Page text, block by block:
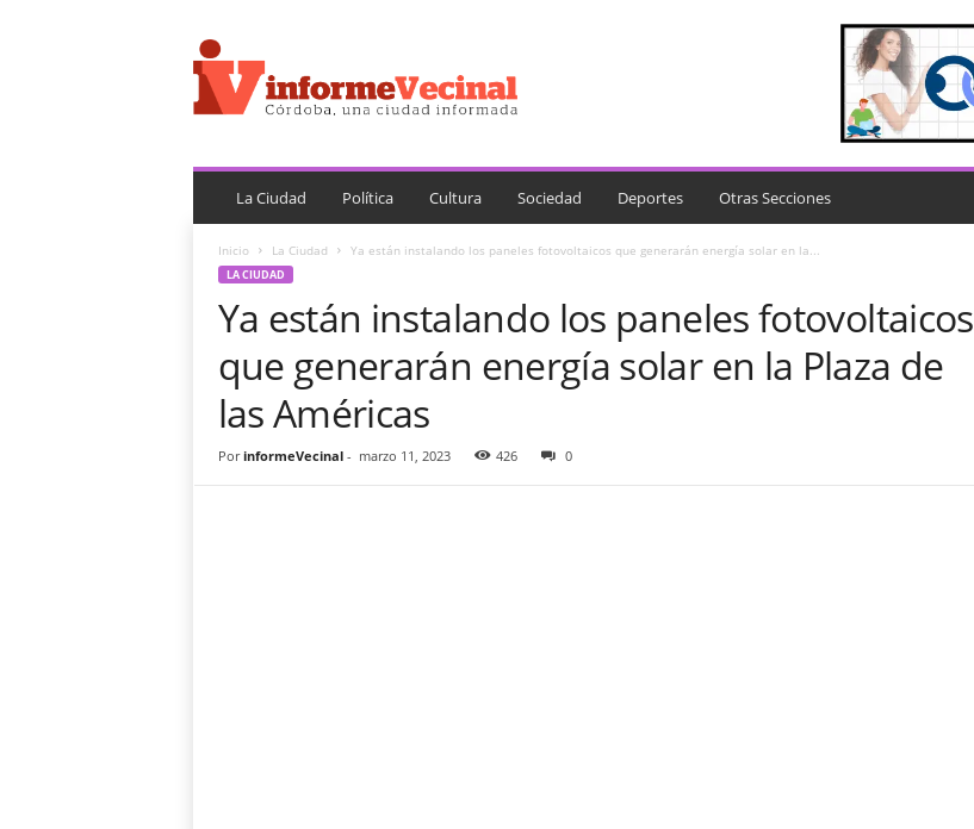
n
f
o
e
e
La Ciudad Política Cultura Sociedad Deportes Otras Secciones
Inicio La Ciudad Ya están instalando los paneles fotovoltaicos que generarán energía solar en la...
LA CIUDAD
Ya están instalando los paneles fotovoltaicos
que generarán energía solar en la Plaza de
las Américas
Por informeVecinal- marzo 11, 2023 426 0